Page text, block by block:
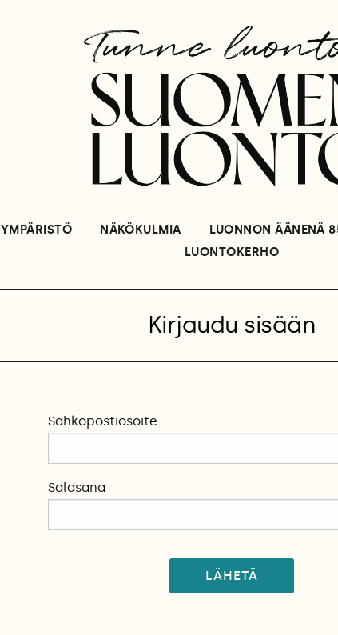
YMPÄRISTÖ NÄKÖKULMIA LUONNON ÄÄNENÄ
LUONTOKERHO
Kirjaudu sisään
Sähköpostiosoite
Salasana
LÄHETÄ